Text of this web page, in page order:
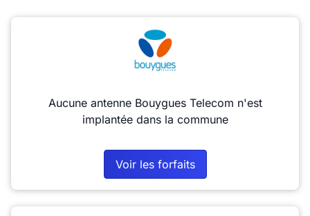
Aucune antenne Bouygues Telecom n'est
implantée dans la commune
Voir les forfaits